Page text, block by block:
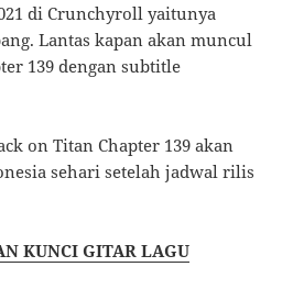
di Crunchyroll yaitunya
Lantas kapan akan muncul
139 dengan subtitle
on Titan Chapter 139 akan
sehari setelah jadwal rilis
KUNCI GITAR LAGU